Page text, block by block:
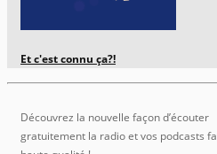
Et c'est connu ça?!
Découvrez la nouvelle façon d’écouter
gratuitement la radio et vos podcasts